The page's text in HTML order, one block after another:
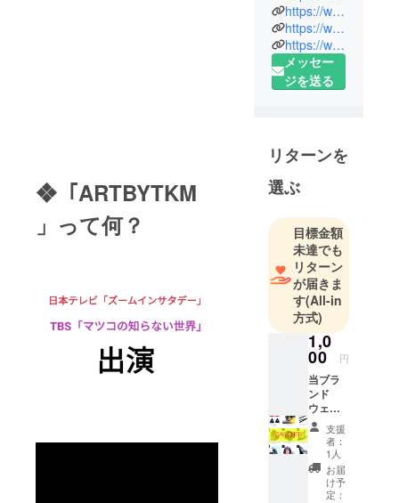
❖「ARTBYTKM
」って何？
、デザイン
事務所 剛丸
興業、代表
の慈夢斎
剛丸です！
に、共同で
クラウド
ファンディ
ていただい
た際には多
くの皆様か
らご支援を
いただき、
無事事業を
スタートさ
せていただ
くことがで
きました。
お世話に
なった皆
様、ありが
とうござい
https://www.instagram.com/all_knowing_nothing/saved/?hl=ja
https://www.instagram.com/tkm_tokyo_official/?hl=ja
https://www.instagram.com/everyday_smile_and_freedom/?hl=ja
メッセー
ジを送る
リターンを
選ぶ
目標金額
未達でも
リターン
が届きま
す(All-in
方式)
1,0
00 円
当ブラ
ンド
ウェブ
ショッ
プに
て、ど
ちらの
アイテ
ムも5％
支援
者：
1人
お届
け予
定：